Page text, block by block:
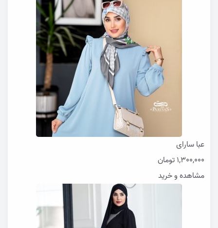
عبا سارای
1,300,000تومان
مشاهده و خرید